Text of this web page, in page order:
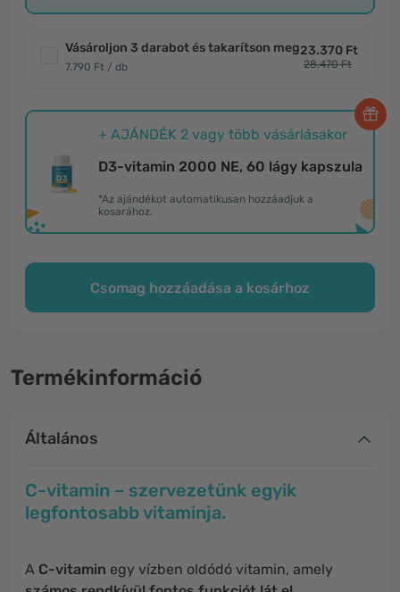
Vásároljon 3 darabot és takarítson meg
7.790 Ft / db
23.370 Ft
28.470 Ft
+ AJÁNDÉK 2 vagy több vásárlásakor
D3-vitamin 2000 NE, 60 lágy kapszula
*Az ajándékot automatikusan hozzáadjuk a
kosarához.
Csomag hozzáadása a kosárhoz
Termékinformáció
Általános
C-vitamin – szervezetünk egyik
legfontosabb vitaminja.
A C-vitamin egy vízben oldódó vitamin, amely